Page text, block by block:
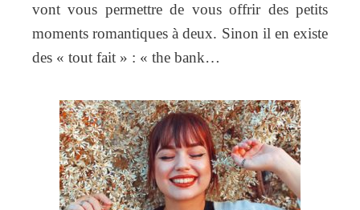
vont vous permettre de vous offrir des petits
moments romantiques à deux. Sinon il en existe
des « tout fait » : « the bank…